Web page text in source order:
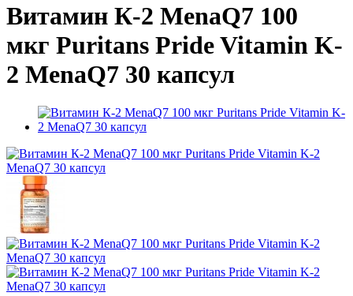
Витамин К-2 MenaQ7 100
мкг Puritans Pride Vitamin K-
2 MenaQ7 30 капсул